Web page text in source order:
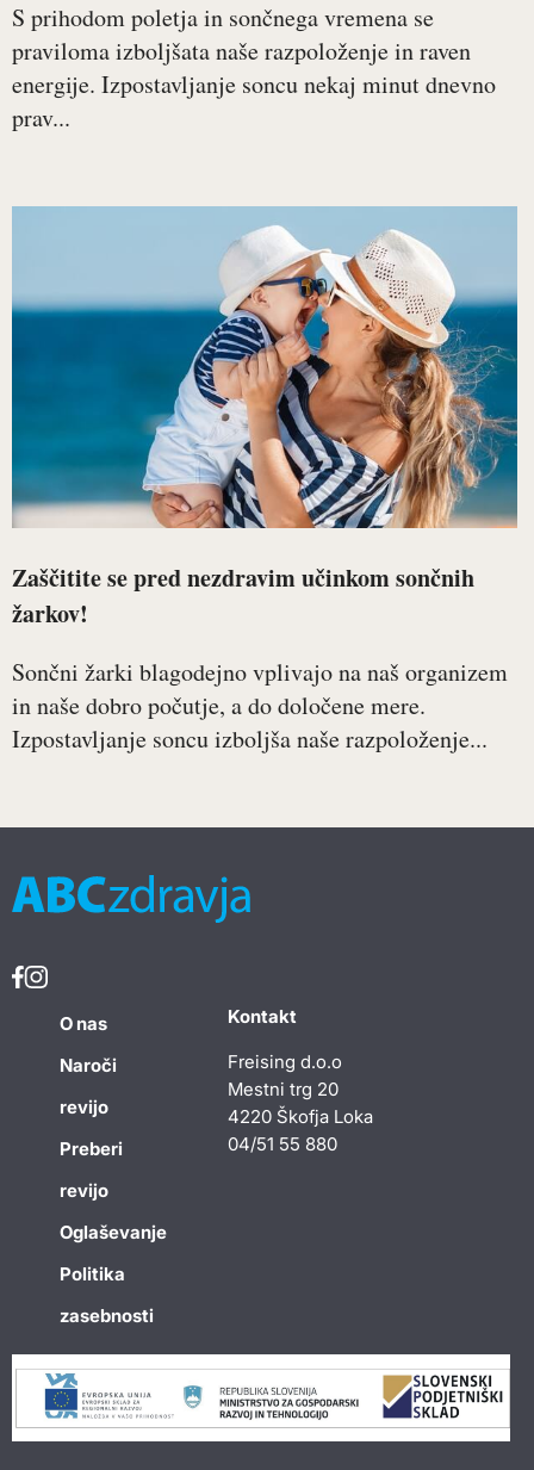
S prihodom poletja in sončnega vremena se
praviloma izboljšata naše razpoloženje in raven
energije. Izpostavljanje soncu nekaj minut dnevno
prav...
Zaščitite se pred nezdravim učinkom sončnih
žarkov!
Sončni žarki blagodejno vplivajo na naš organizem
in naše dobro počutje, a do določene mere.
Izpostavljanje soncu izboljša naše razpoloženje...
O nas
Naroči
revijo
Preberi
revijo
Oglaševanje
Politika
zasebnosti
Kontakt
Freising d.o.o
Mestni trg 20
4220 Škofja Loka
04/51 55 880